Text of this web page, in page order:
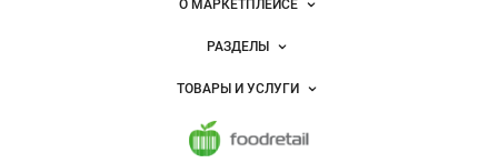
Важные разделы и контакты
Навигация по сайтуО МАРКЕТПЛЕЙСЕ
Новости Foodretail.ru
Размещение рекламы
Публичная оферта
Контактная информация
РАЗДЕЛЫ
Объявления
Новости рынка
ТОВАРЫ И УСЛУГИ
Напитки, соки, вода